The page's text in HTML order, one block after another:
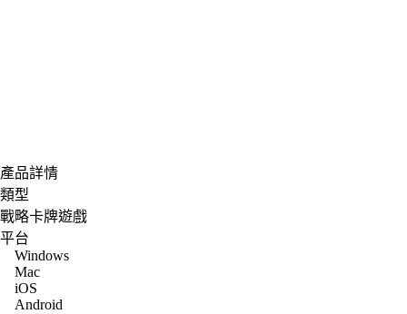
產品詳情
類型
戰略卡牌遊戲
平台
Windows
Mac
iOS
Android